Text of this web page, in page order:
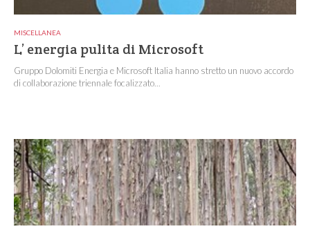
MISCELLANEA
L’ energia pulita di Microsoft
Gruppo Dolomiti Energia e Microsoft Italia hanno stretto un nuovo accordo
di collaborazione triennale focalizzato...